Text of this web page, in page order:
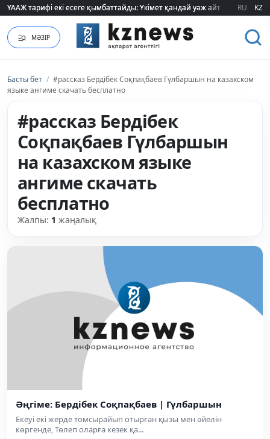
ҮААЖ тарифі екі есеге қымбаттайды: Үкімет қандай уәж айтады?
ҮААЖ тарифі екі есеге қымбаттайды: Үкімет қандай уәж айтады? RU KZ
МӘЗІР
Басты бет / #рассказ Бердібек Соқпақбаев Гүлбаршын на казахском
языке ангиме скачать бесплатно
#рассказ Бердібек
Соқпақбаев Гүлбаршын
на казахском языке
ангиме скачать
бесплатно
Жалпы: 1 жаңалық
Әңгіме: Бердібек Соқпақбаев | Гүлбаршын
Екеуі екі жерде томсырайып отырған қызы мен әйелін
көргенде, Төлеп оларға кезек қа...